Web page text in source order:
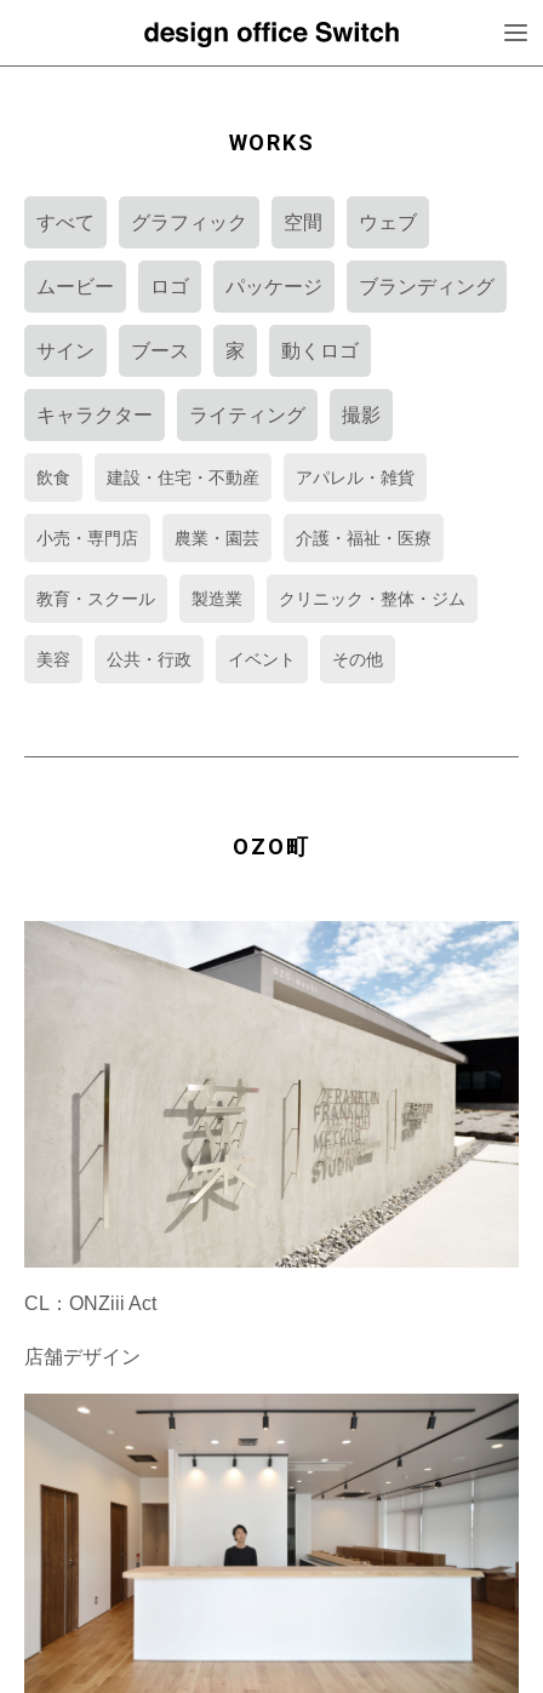
WORKS
すべて グラフィック 空間 ウェブ
ムービー ロゴ パッケージ ブランディング
サイン ブース 家 動くロゴ
キャラクター ライティング 撮影
飲食 建設・住宅・不動産 アパレル・雑貨
小売・専門店 農業・園芸 介護・福祉・医療
教育・スクール 製造業 クリニック・整体・ジム
美容 公共・行政 イベント その他
OZO町
CL：ONZiii Act
店舗デザイン